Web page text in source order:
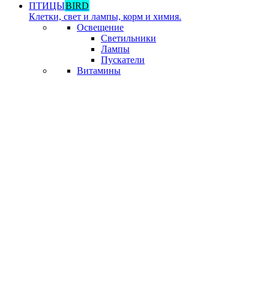
ПТИЦЫBIRD
Клетки, свет и лампы, корм и химия.
Освещение
Светильники
Лампы
Пускатели
Витамины